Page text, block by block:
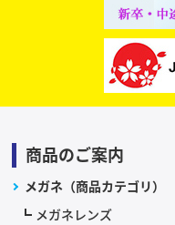
商品のご案内
メガネ（商品カテゴリ）
メガネレンズ